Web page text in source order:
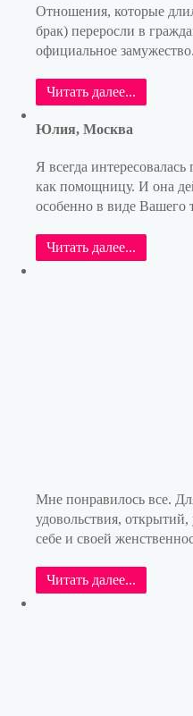
Отношения, которые
брак) переросли в
официальное
Читать далее...
Юлия, Москва
Я всегда
как помощницу. И она
особенно в виде Вашего
Читать далее...
Мне понравилось все.
удовольствия,
себе и своей
Читать далее...